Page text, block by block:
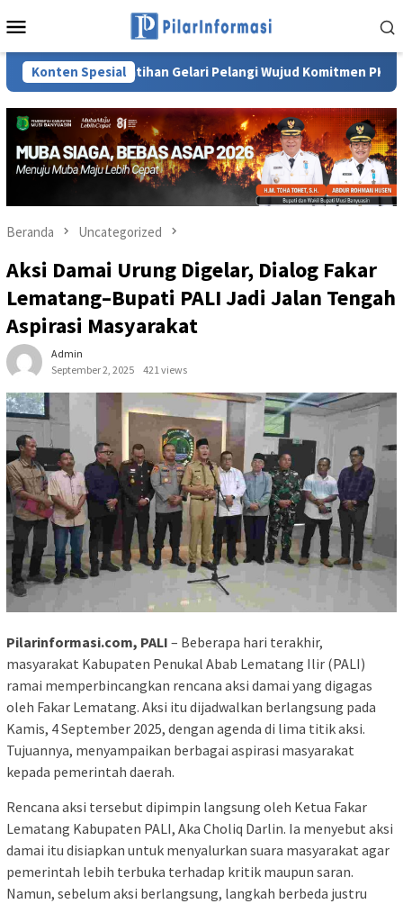
ke
Mobile
Konten Spesial
Pelatihan Gelari Pelangi Wujud Komitmen PKK Perkuat
Beranda Uncategorized
Aksi Damai Urung Digelar, Dialog Fakar
Lematang–Bupati PALI Jadi Jalan Tengah
Aspirasi Masyarakat
Admin
September 2, 2025
421 views
Pilarinformasi.com, PALI – Beberapa hari terakhir,
masyarakat Kabupaten Penukal Abab Lematang Ilir (PALI)
ramai memperbincangkan rencana aksi damai yang digagas
oleh Fakar Lematang. Aksi itu dijadwalkan berlangsung pada
Kamis, 4 September 2025, dengan agenda di lima titik aksi.
Tujuannya, menyampaikan berbagai aspirasi masyarakat
kepada pemerintah daerah.
Rencana aksi tersebut dipimpin langsung oleh Ketua Fakar
Lematang Kabupaten PALI, Aka Choliq Darlin. Ia menyebut aksi
damai itu disiapkan untuk menyalurkan suara masyarakat agar
pemerintah lebih terbuka terhadap kritik maupun saran.
Namun, sebelum aksi berlangsung, langkah berbeda justru